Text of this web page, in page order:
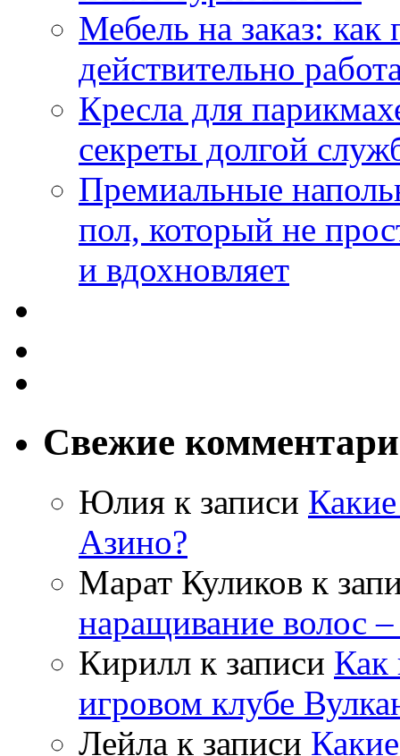
Мебель на заказ:
действительно
Кресла для
секреты долгой
Премиальные
пол, который не
и вдохновляет
Свежие
Юлия к записи
Азино?
Марат Куликов к
наращивание волос
Кирилл к записи Как
игровом клубе
Лейла к записи